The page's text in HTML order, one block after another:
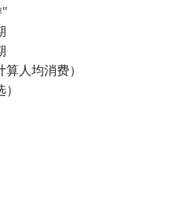
"
人均消费）